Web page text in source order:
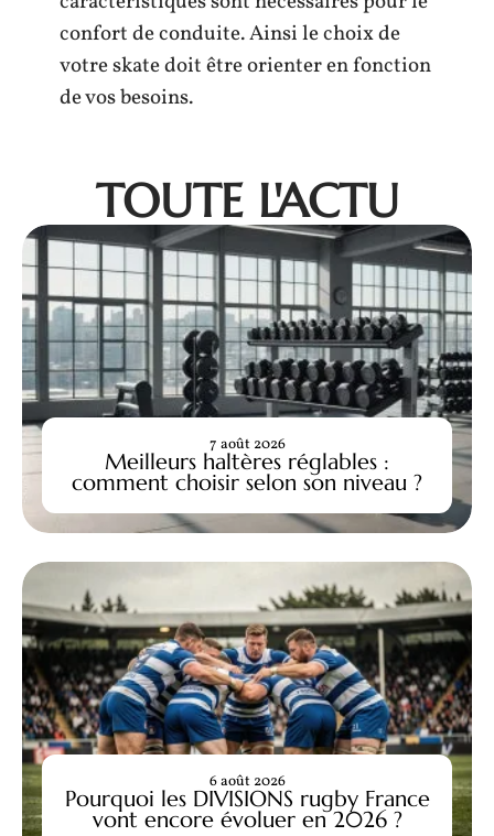
confort de conduite. Ainsi le choix de
votre skate doit être orienter en fonction
de vos besoins.
TOUTE L'ACTU
Meilleurs haltères réglables :
comment choisir selon son niveau ?
7 août 2026
Pourquoi les DIVISIONS rugby France
vont encore évoluer en 2026 ?
6 août 2026